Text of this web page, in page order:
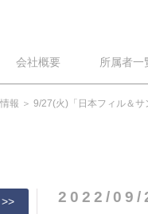
会社概要 所属者一
報 9/27(火)「日本フィル＆
2022/09/
>>